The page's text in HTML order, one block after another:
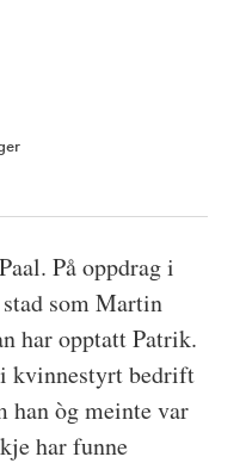
På oppdrag i
som Martin
har opptatt Patrik.
kvinnestyrt bedrift
han òg meinte var
har funne